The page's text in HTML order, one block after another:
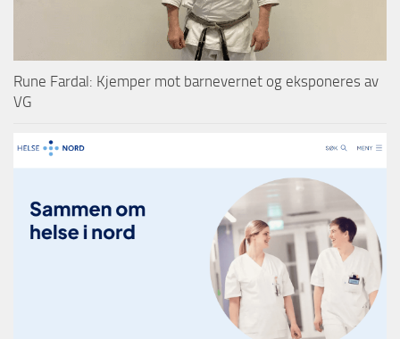
Rune Fardal: Kjemper mot barnevernet og eksponeres av
VG